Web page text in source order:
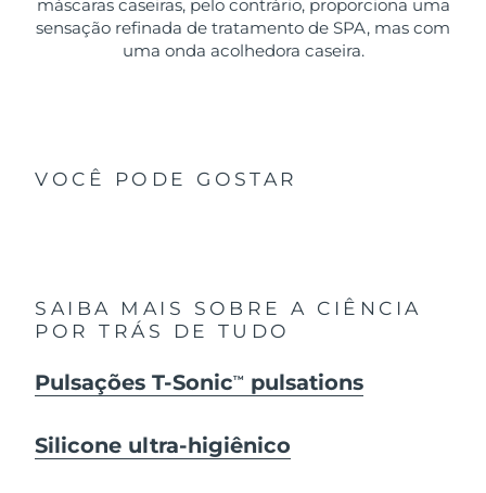
máscaras caseiras, pelo contrário, proporciona uma
sensação refinada de tratamento de SPA, mas com
uma onda acolhedora caseira.
VOCÊ PODE GOSTAR
SAIBA MAIS SOBRE A CIÊNCIA
POR TRÁS DE TUDO
Pulsações T-SonicTM pulsations
Silicone ultra-higiênico